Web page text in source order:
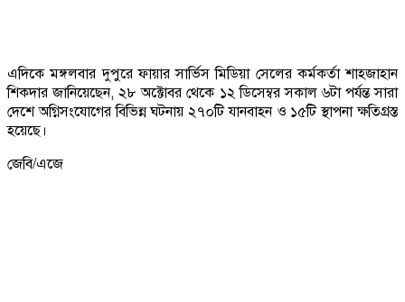
এদিকে মঙ্গলবার দুপুরে ফায়ার সার্ভিস মিডিয়া সেলের কর্মকর্তা শাহজাহান
শিকদার জানিয়েছেন, ২৮ অক্টোবর থেকে ১২ ডিসেম্বর সকাল ৬টা পর্যন্ত সারা
দেশে অগ্নিসংযোগের বিভিন্ন ঘটনায় ২৭০টি যানবাহন ও ১৫টি স্থাপনা ক্ষতিগ্রস্ত
হয়েছে।
জেবি/এজে